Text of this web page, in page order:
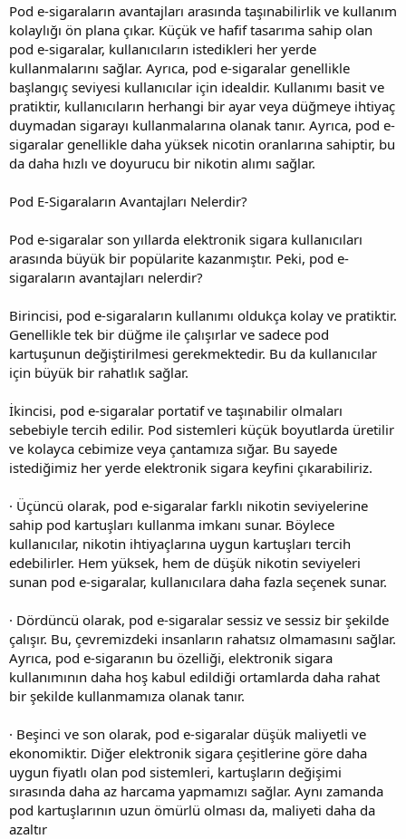
Pod e-sigaraların avantajları arasında taşınabilirlik ve kullanım
kolaylığı ön plana çıkar. Küçük ve hafif tasarıma sahip olan
pod e-sigaralar, kullanıcıların istedikleri her yerde
kullanmalarını sağlar. Ayrıca, pod e-sigaralar genellikle
başlangıç seviyesi kullanıcılar için idealdir. Kullanımı basit ve
pratiktir, kullanıcıların herhangi bir ayar veya düğmeye ihtiyaç
duymadan sigarayı kullanmalarına olanak tanır. Ayrıca, pod e-
sigaralar genellikle daha yüksek nicotin oranlarına sahiptir, bu
da daha hızlı ve doyurucu bir nikotin alımı sağlar.
Pod E-Sigaraların Avantajları Nelerdir?
Pod e-sigaralar son yıllarda elektronik sigara kullanıcıları
arasında büyük bir popülarite kazanmıştır. Peki, pod e-
sigaraların avantajları nelerdir?
Birincisi, pod e-sigaraların kullanımı oldukça kolay ve pratiktir.
Genellikle tek bir düğme ile çalışırlar ve sadece pod
kartuşunun değiştirilmesi gerekmektedir. Bu da kullanıcılar
için büyük bir rahatlık sağlar.
İkincisi, pod e-sigaralar portatif ve taşınabilir olmaları
sebebiyle tercih edilir. Pod sistemleri küçük boyutlarda üretilir
ve kolayca cebimize veya çantamıza sığar. Bu sayede
istediğimiz her yerde elektronik sigara keyfini çıkarabiliriz.
· Üçüncü olarak, pod e-sigaralar farklı nikotin seviyelerine
sahip pod kartuşları kullanma imkanı sunar. Böylece
kullanıcılar, nikotin ihtiyaçlarına uygun kartuşları tercih
edebilirler. Hem yüksek, hem de düşük nikotin seviyeleri
sunan pod e-sigaralar, kullanıcılara daha fazla seçenek sunar.
· Dördüncü olarak, pod e-sigaralar sessiz ve sessiz bir şekilde
çalışır. Bu, çevremizdeki insanların rahatsız olmamasını sağlar.
Ayrıca, pod e-sigaranın bu özelliği, elektronik sigara
kullanımının daha hoş kabul edildiği ortamlarda daha rahat
bir şekilde kullanmamıza olanak tanır.
· Beşinci ve son olarak, pod e-sigaralar düşük maliyetli ve
ekonomiktir. Diğer elektronik sigara çeşitlerine göre daha
uygun fiyatlı olan pod sistemleri, kartuşların değişimi
sırasında daha az harcama yapmamızı sağlar. Aynı zamanda
pod kartuşlarının uzun ömürlü olması da, maliyeti daha da
azaltır